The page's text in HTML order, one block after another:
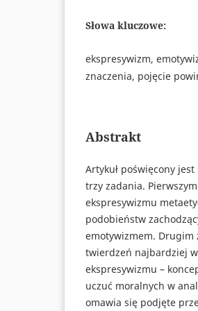
Słowa kluczowe:
ekspresywizm,
znaczenia, pojęcie
Abstrakt
Artykuł poświęcony
trzy zadania.
ekspresywizmu
podobieństw
emotywizmem. Drugim
twierdzeń najbardziej
ekspresywizmu –
uczuć moralnych w
omawia się podjęte